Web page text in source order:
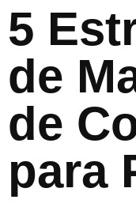
5
de
de
para